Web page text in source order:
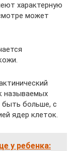
​​характерную
может
называемых
быть больше, с
ядер клеток.
у ребенка: